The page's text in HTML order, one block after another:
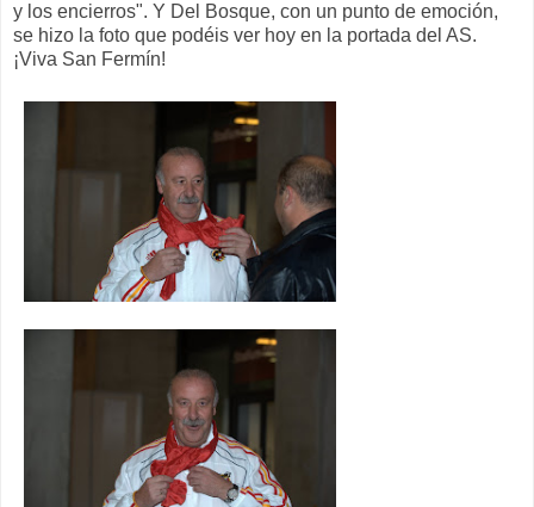
y los encierros". Y Del Bosque, con un punto de emoción,
se hizo la foto que podéis ver hoy en la portada del AS.
¡Viva San Fermín!